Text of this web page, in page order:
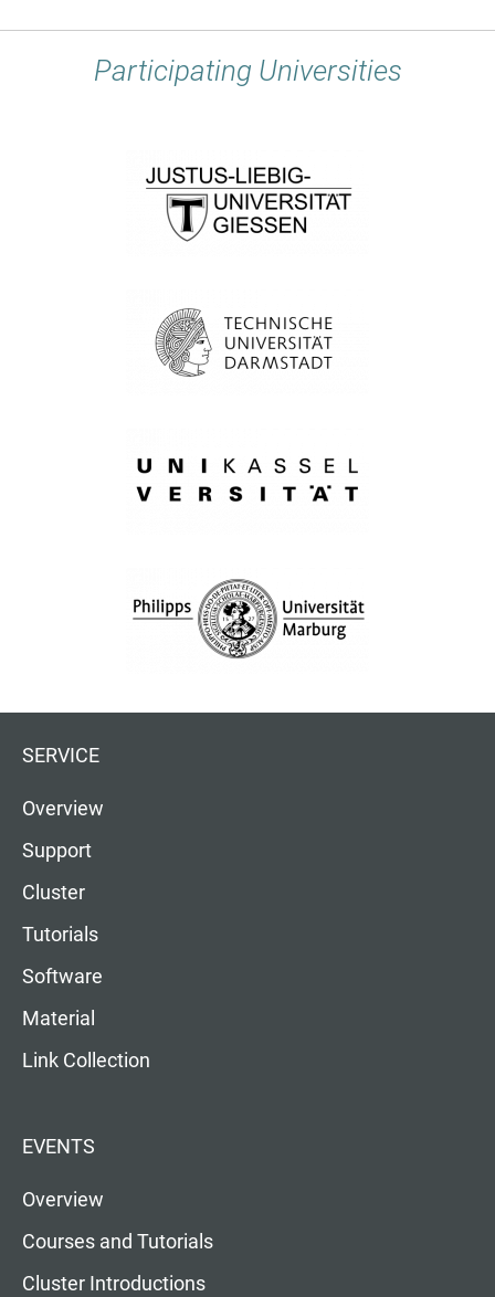
Participating Universities
SERVICE
Overview
Support
Cluster
Tutorials
Software
Material
Link Collection
EVENTS
Overview
Courses and Tutorials
Cluster Introductions